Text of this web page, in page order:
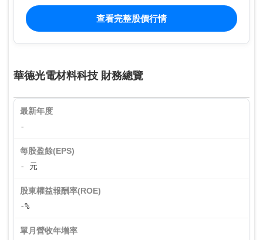
查看完整股價行情
華德光電材料科技 財務總覽
最新年度
-
每股盈餘(EPS)
- 元
股東權益報酬率(ROE)
-%
單月營收年增率